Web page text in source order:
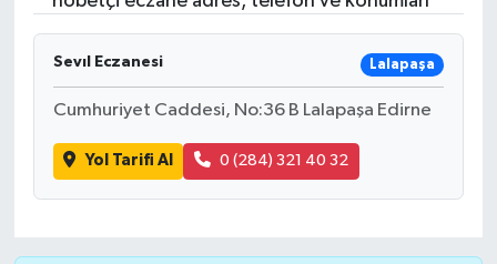
Sevıl Eczanesi Lalapaşa
Cumhuriyet Caddesi, No:36 B Lalapaşa Edirne
Yol Tarifi Al 0 (284) 321 40 32
Resmi İlanlar